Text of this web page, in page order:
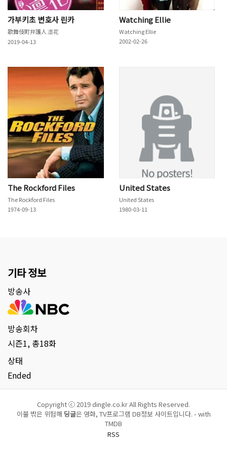
가부키초 변호사 린카
歌舞伎町弁護人 凛花
2019-04-13
Watching Ellie
Watching Ellie
2002-02-26
The Rockford Files
The Rockford Files
1974-09-13
United States
United States
1980-03-11
기타 정보
방송사
방송회차
시즌1, 총18화
상태
Ended
Copyright ⓒ 2019 dingle.co.kr All Rights Reserved.
이불 밖은 위험해 딩글은 영화, TV프로그램 DB정보 사이트입니다. - with
TMDB
RSS